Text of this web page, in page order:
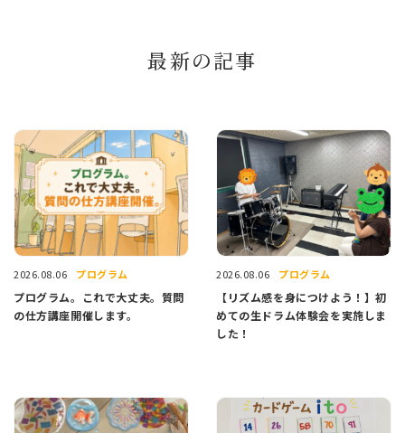
最新の記事
2026.08.06 プログラム
プログラム。これで大丈夫。質問
の仕方講座開催します。
2026.08.06 プログラム
【リズム感を身につけよう！】初
めての生ドラム体験会を実施しま
した！